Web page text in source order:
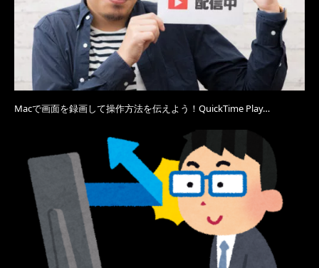
Macで画面を録画して操作方法を伝えよう！QuickTime Play…